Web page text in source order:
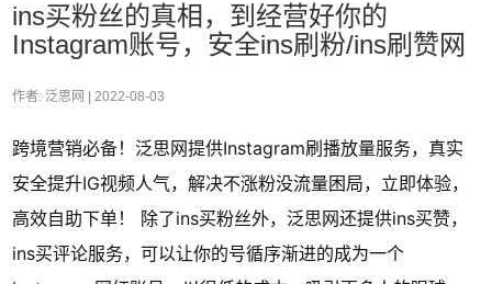
ins买粉丝的真相，到经营好你的
Instagram账号，安全ins刷粉/ins刷赞网
作者: 泛思网 | 2022-08-03
跨境营销必备！泛思网提供Instagram刷播放量服务，真实
安全提升IG视频人气，解决不涨粉没流量困局，立即体验，
高效自助下单！ 除了ins买粉丝外，泛思网还提供ins买赞，
ins买评论服务，可以让你的号循序渐进的成为一个